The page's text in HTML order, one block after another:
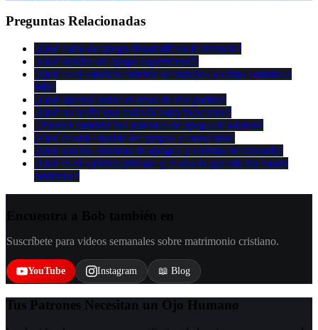
Preguntas Relacionadas
¿Qué estilo de apego desarrollé en la infancia?
¿Qué heridas de apego experimenté?
¿Qué es el «modelo interno de trabajo» y cómo cambio el
mío?
¿Qué aprendí sobre el amor de mis padres?
¿Qué no recibí que todavía estoy buscando?
¿Pueden cambiar los patrones de apego en adultos?
¿Qué es una «herida de apego» y causé una?
¿Qué son las «heridas de apego» y cuántas he causado?
¿Qué es el «pánico primal» y es eso lo que ella ha estado
sintiendo?
Suscríbete para videos semanales sobre matrimonio cristiano.
YouTube Instagram 📖 Blog
Tus Patrones Necesitan un Ojo Humano